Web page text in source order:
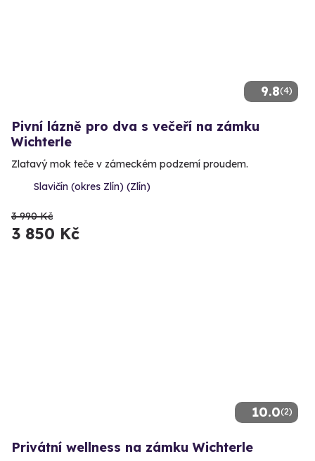
9.8(4)
Pivní lázně pro dva s večeří na zámku
Wichterle
Zlatavý mok teče v zámeckém podzemí proudem.
Slavičín (okres Zlín) (Zlín)
3 990 Kč
3 850 Kč
10.0(2)
Privátní wellness na zámku Wichterle